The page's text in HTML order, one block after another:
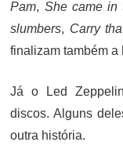
Pam, She came in
slumbers, Carry
finalizam também a
Já o Led
discos. Alguns
outra história.